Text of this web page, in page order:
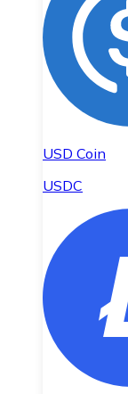
USD Coin
USDC